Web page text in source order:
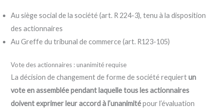
Au siège social de la société (art. R 224-3), tenu à la disposition
des actionnaires
Au Greffe du tribunal de commerce (art. R123-105)
Vote des actionnaires : unanimité requise
La décision de changement de forme de société requiertun
vote en assemblée pendant laquelle tous les actionnaires
doivent exprimer leur accord à l’unanimitépour l’évaluation